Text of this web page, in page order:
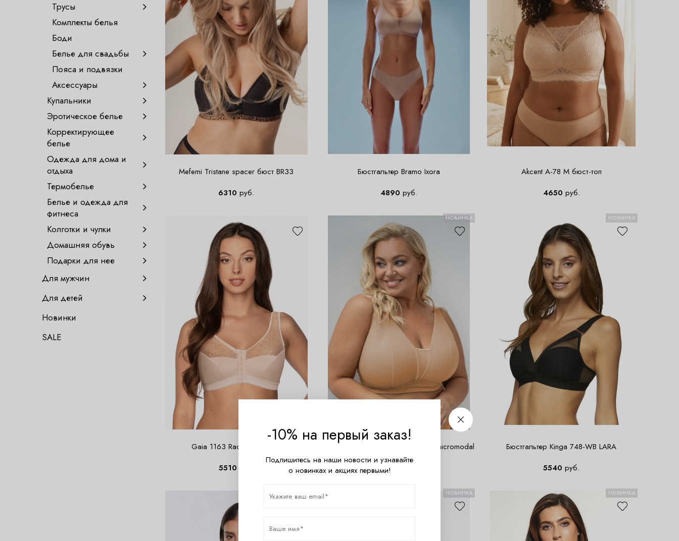
Трусы
Комплекты белья
Боди
Белье для свадьбы
Пояса и подвязки
Аксессуары
Купальники
Эротическое белье
Корректирующее
белье
Одежда для дома и
отдыха
Термобелье
Белье и одежда для
фитнеса
Колготки и чулки
Домашняя обувь
Подарки для нее
Для мужчин
Для детей
Новинки
SALE
Mefemi Tristane spacer бюст BR33
6310 руб.
Бюстгальтер Bramo Ixora
4890 руб.
Akcent A-78 M бюст-топ
4650 руб.
Gaia 1163 Rachela M бюст
5510
НОВИНКА
KRIS LINE MARCELLA COFFEE Bra micromodal
Бюст
8280
НОВИНКА
Бюстгальтер Kinga 748-WB LARA
5540 руб.
НОВИНКА НОВИНКА
-10% на первый заказ!
Подпишитесь на наши новости и узнавайте
о новинках и акциях первыми!